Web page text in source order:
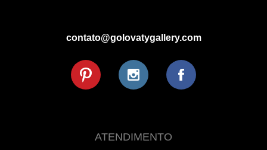
contato@golovatygallery.com
ATENDIMENTO